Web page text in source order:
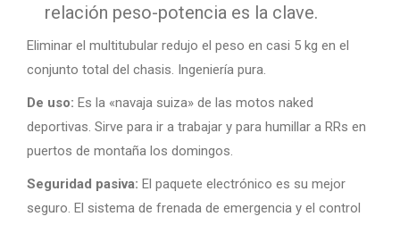
relación peso-potencia es la clave.
Eliminar el multitubular redujo el peso en casi 5 kg en el
conjunto total del chasis. Ingeniería pura.
De uso: Es la «navaja suiza» de las motos naked
deportivas. Sirve para ir a trabajar y para humillar a RRs en
puertos de montaña los domingos.
Seguridad pasiva: El paquete electrónico es su mejor
seguro. El sistema de frenada de emergencia y el control